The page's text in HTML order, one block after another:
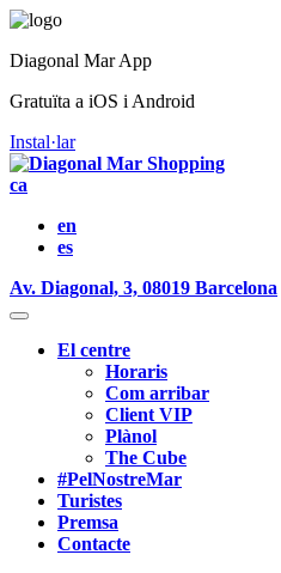
Diagonal Mar App
Gratuïta a iOS i Android
Instal·lar
ca
en
es
Av. Diagonal, 3, 08019 Barcelona
El centre
Horaris
Com arribar
Client VIP
Plànol
The Cube
#PelNostreMar
Turistes
Premsa
Contacte